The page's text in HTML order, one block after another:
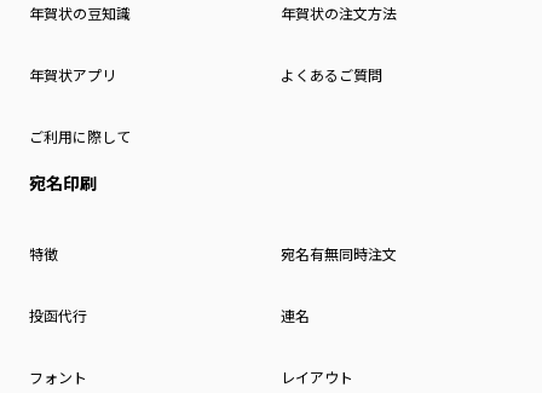
年賀状の豆知識 年賀状の注文方法
年賀状アプリ よくあるご質問
ご利用に際して
宛名印刷
特徴 宛名有無同時注文
投函代行 連名
フォント レイアウト